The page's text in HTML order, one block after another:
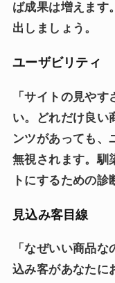
ば成果は増えます
出しましょう。
ユーザビリティ
「サイトの見や
い。どれだけ良い
ンツがあっても、
無視されます。馴
トにするための診
見込み客目線
「なぜいい商品
込み客があなたに